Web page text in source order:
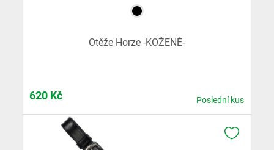
Otěže Horze -KOŽENÉ-
620 Kč Poslední kus